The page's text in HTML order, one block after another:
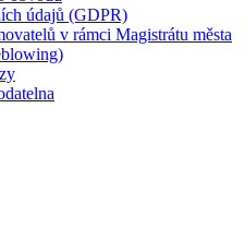
údajů (GDPR)
v rámci Magistrátu města